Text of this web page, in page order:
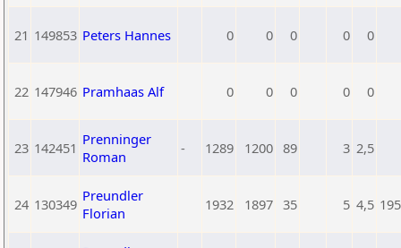
21 149853 Peters Hannes 0 0 0 0 0
22 147946 Pramhaas Alf 0 0 0 0 0
23 142451 Prenninger
Roman
- 1289 1200 89 3 2,5
24 130349 Preundler
Florian
1932 1897 35 5 4,5